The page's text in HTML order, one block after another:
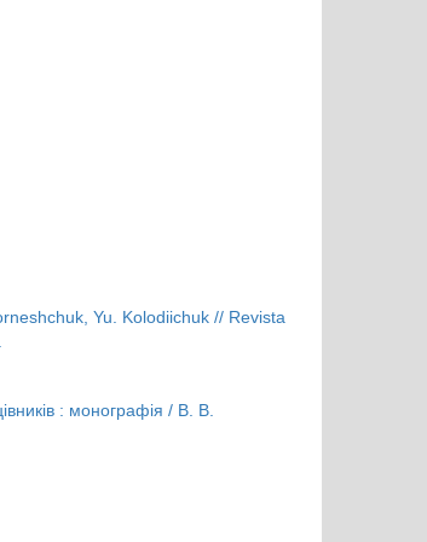
Yu. Kolodiichuk // Revista
: монографія / В. В.